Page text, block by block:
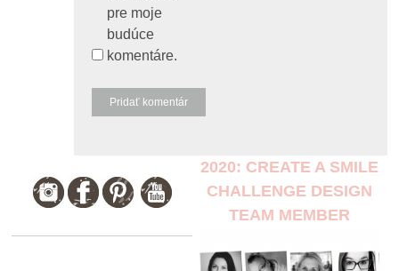
pre moje
budúce
komentáre.
2020: CREATE A SMILE
CHALLENGE DESIGN
TEAM MEMBER